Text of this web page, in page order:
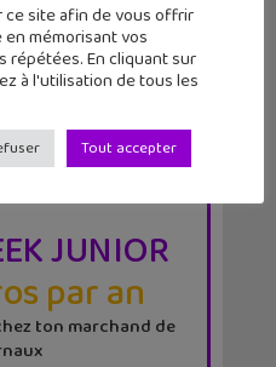
JUNIOR
par an
ton marchand de
ce site afin de vous offrir
mémorisant vos
En cliquant sur
à l'utilisation de tous les
Tout accepter